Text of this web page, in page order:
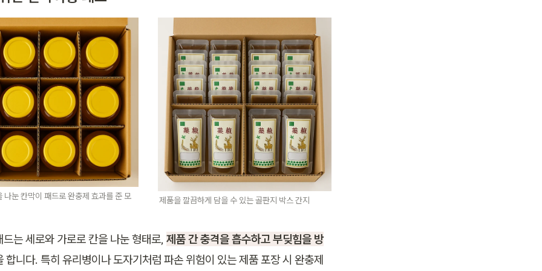
나눈 칸막이 패드로 완충제 효과를 준 모 제품을 깔끔하게 담을 수 있는 골판지 박스 간지
는 세로와 가로로 칸을 나눈 형태로, 제품 간 충격을 흡수하고 부딪힘을 방
합니다. 특히 유리병이나 도자기처럼 파손 위험이 있는 제품 포장 시 완충제